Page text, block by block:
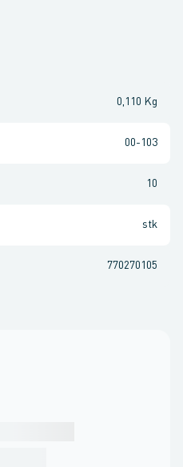
0,110 Kg
00-103
10
stk
770270105